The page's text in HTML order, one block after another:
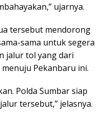
ujarnya.
tersebut mendorong
sama untuk segera
jalur tol yang dari
Pekanbaru ini.
Polda Sumbar siap
tersebut,” jelasnya.